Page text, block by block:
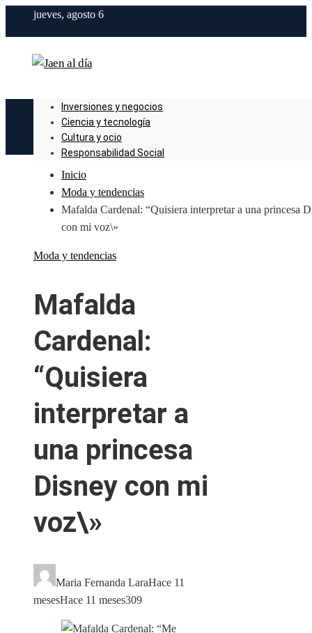
jueves, agosto 6
Inversiones y negocios
Ciencia y tecnología
Cultura y ocio
Responsabilidad Social
Inicio
Moda y tendencias
Mafalda Cardenal: “Quisiera interpretar a una princesa
con mi voz\»
Moda y tendencias
Mafalda
Cardenal:
“Quisiera
interpretar a
una princesa
Disney con mi
voz\»
Maria Fernanda LaraHace 11
mesesHace 11 meses309